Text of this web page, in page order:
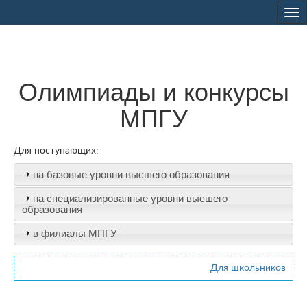
Олимпиады и конкурсы
МПГУ
Для поступающих:
на базовые уровни высшего образования
на специализированные уровни высшего
образования
в филиалы МПГУ
Для школьников